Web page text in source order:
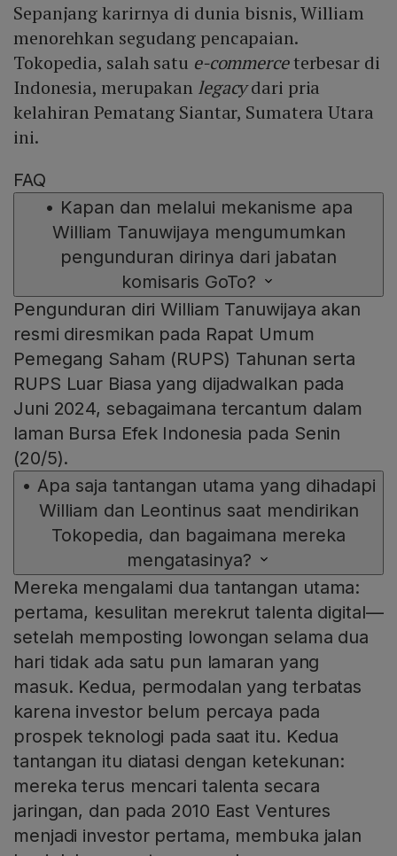
Sepanjang karirnya di dunia bisnis, William
menorehkan segudang pencapaian.
Tokopedia, salah satu e-commerceterbesar di
Indonesia, merupakan legacydari pria
kelahiran Pematang Siantar, Sumatera Utara
ini.
FAQ
• Kapan dan melalui mekanisme apa
William Tanuwijaya mengumumkan
pengunduran dirinya dari jabatan
komisaris GoTo?
Pengunduran diri William Tanuwijaya akan
resmi diresmikan pada Rapat Umum
Pemegang Saham (RUPS) Tahunan serta
RUPS Luar Biasa yang dijadwalkan pada
Juni 2024, sebagaimana tercantum dalam
laman Bursa Efek Indonesia pada Senin
(20/5).
• Apa saja tantangan utama yang dihadapi
William dan Leontinus saat mendirikan
Tokopedia, dan bagaimana mereka
mengatasinya?
Mereka mengalami dua tantangan utama:
pertama, kesulitan merekrut talenta digital—
setelah memposting lowongan selama dua
hari tidak ada satu pun lamaran yang
masuk. Kedua, permodalan yang terbatas
karena investor belum percaya pada
prospek teknologi pada saat itu. Kedua
tantangan itu diatasi dengan ketekunan:
mereka terus mencari talenta secara
jaringan, dan pada 2010 East Ventures
menjadi investor pertama, membuka jalan